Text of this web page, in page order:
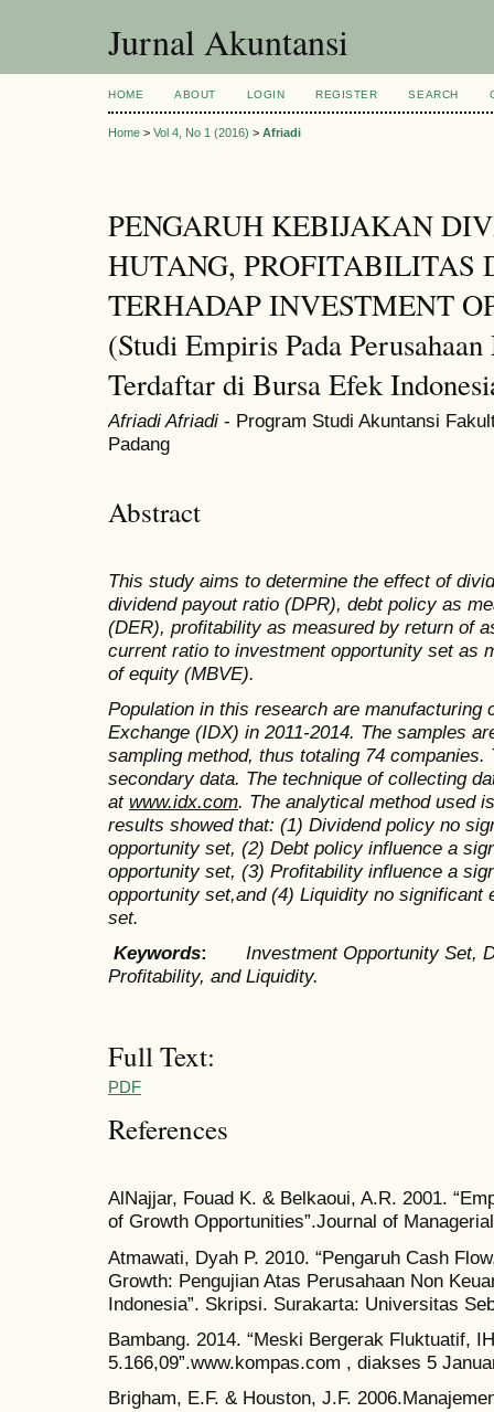
Jurnal Akuntansi
HOME ABOUT LOGIN REGISTER SEARCH
Home > Vol 4, No 1 (2016) > Afriadi
PENGARUH KEBIJAKAN
HUTANG, PROFITABILITAS
TERHADAP INVESTMENT
(Studi Empiris Pada
Terdaftar di Bursa Efek
Afriadi Afriadi - Program Studi Akuntansi
Padang
Abstract
This study aims to determine the effectof
dividend payout ratio (DPR), debt policy as
(DER), profitability as measured by return of
current ratio to investment opportunity set as
of equity (MBVE).
Population in this research are manufacturing
Exchange (IDX) in 2011-2014. The samples
sampling method, thus totaling 74
secondary data. The technique of collecting
at www.idx.com. The analytical method used
results showed that: (1) Dividend policyno
opportunity set, (2) Debt policy influence a
opportunity set, (3) Profitability influence a
opportunity set,and (4) Liquidityno significant
set.
Keywords:
Investment Opportunity Set,
Profitability, and Liquidity.
Full Text:
PDF
References
AlNajjar, Fouad K. & Belkaoui, A.R. 2001.
of Growth Opportunities”.Journal of
Atmawati, Dyah P. 2010. “Pengaruh Cash
Growth: Pengujian Atas Perusahaan Non
Indonesia”. Skripsi. Surakarta: Universitas
Bambang. 2014. “Meski Bergerak Fluktuatif,
5.166,09”.www.kompas.com , diakses 5
Brigham, E.F. & Houston, J.F.